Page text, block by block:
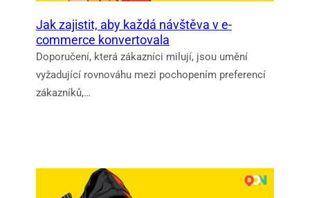
Jak zajistit, aby každá návštěva v e-
commerce konvertovala
Doporučení, která zákazníci milují, jsou umění
vyžadující rovnováhu mezi pochopením preferencí
zákazníků,…